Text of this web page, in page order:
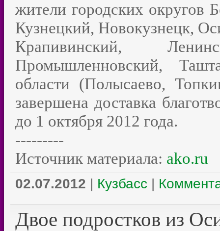
жители городских округов
Кузнецкий, Новокузнецк,
Крапивинский,
Промышленновский,
области (Полысаево,
завершена доставка
до 1 октября 2012 года.
---------
Источник материала: ako.ru
02.07.2012 | Кузбасс |
Двое подростков из